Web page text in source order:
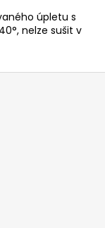
úpletu s
nelze sušit v